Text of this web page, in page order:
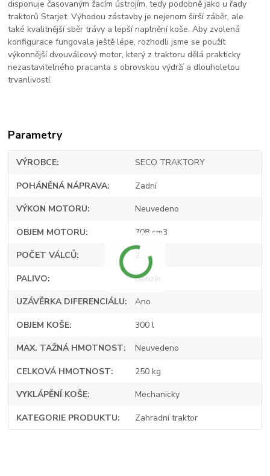
disponuje časovaným žacím ústrojím, tedy podobně jako u řady
traktorů Starjet. Výhodou zástavby je nejenom širší záběr, ale
také kvalitnější sběr trávy a lepší naplnění koše. Aby zvolená
konfigurace fungovala ještě lépe, rozhodli jsme se použít
výkonnější dvouválcový motor, který z traktoru dělá prakticky
nezastavitelného pracanta s obrovskou výdrží a dlouholetou
trvanlivostí.
Parametry
VÝROBCE SECO TRAKTORY
POHÁNĚNÁ NÁPRAVA Zadní
VÝKON MOTORU Neuvedeno
OBJEM MOTORU 708 cm3
POČET VÁLCŮ 2
PALIVO Benzín
UZÁVĚRKA DIFERENCIÁLU Ano
OBJEM KOŠE 300 l
MAX. TAŽNÁ HMOTNOST Neuvedeno
CELKOVÁ HMOTNOST 250 kg
VYKLÁPĚNÍ KOŠE Mechanicky
KATEGORIE PRODUKTU Zahradní traktor